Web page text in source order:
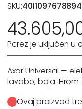
SKU:4011097678894
Porez je uključen u
Axor Universal —
lavabo, boja: Hrom
Ovaj proizvod